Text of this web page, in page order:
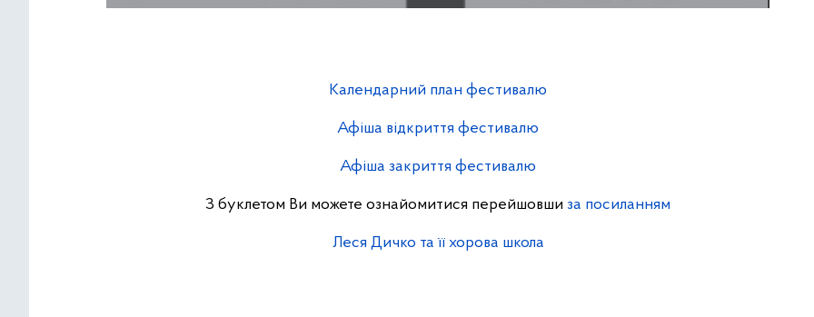
Календарний план фестивалю
Афіша відкриття фестивалю
Афіша закриття фестивалю
З буклетом Ви можете ознайомитися перейшовши за посиланням
Леся Дичко та її хорова школа